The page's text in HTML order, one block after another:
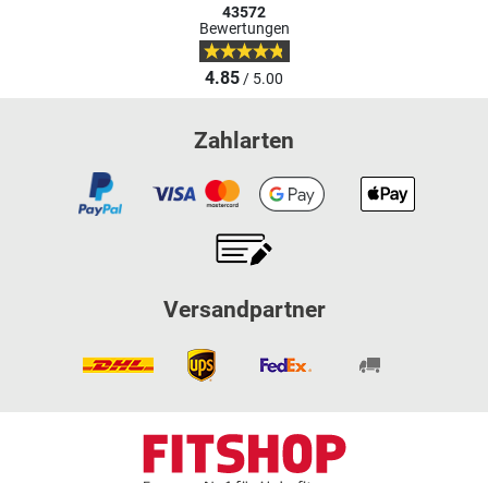
43572
Bewertungen
4.85/ 5.00
Zahlarten
Versandpartner